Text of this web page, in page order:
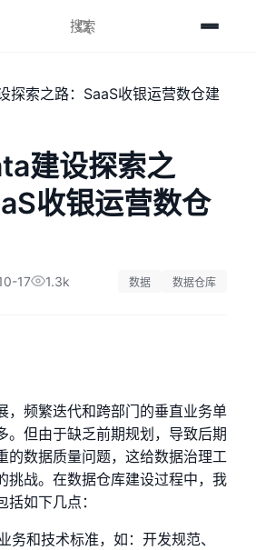
建设探索之
收银运营数仓
17 1.3k 数据 数据仓库
，频繁迭代和跨部门的垂直业务单
。但由于缺乏前期规划，导致后期
的数据质量问题，这给数据治理工
挑战。在数据仓库建设过程中，我
如下几点：
务和技术标准，如：开发规范、